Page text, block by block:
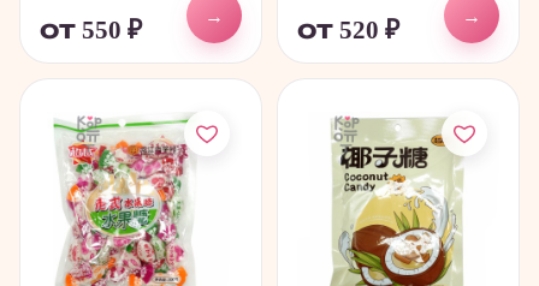
от 550 ₽
→
от 520 ₽
→